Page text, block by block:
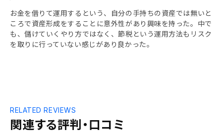
お金を借りて運用するという、自分の手持ちの資産では無いと
ころで資産形成をすることに意外性があり興味を持った。中で
も、儲けていくやり方ではなく、節税という運用方法もリスク
を取りに行っていない感じがあり良かった。
関連する評判・口コミ
RELATED REVIEWS